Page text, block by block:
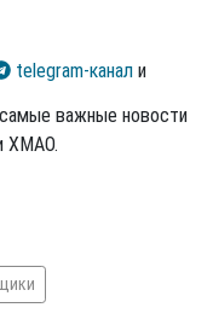
telegram-канал и
важные новости
ХМАО.